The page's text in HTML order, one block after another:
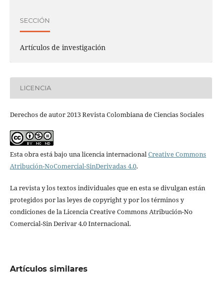
SECCIÓN
Artículos de investigación
LICENCIA
Derechos de autor 2013 Revista Colombiana de Ciencias Sociales
Esta obra está bajo una licencia internacional Creative Commons
Atribución-NoComercial-SinDerivadas 4.0.
La revista y los textos individuales que en esta se divulgan están
protegidos por las leyes de copyright y por los términos y
condiciones de la Licencia Creative Commons Atribución-No
Comercial-Sin Derivar 4.0 Internacional.
Artículos similares